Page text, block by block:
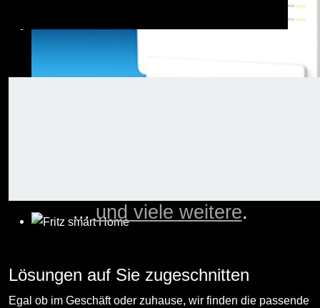
... und viele weitere.
Lösungen auf Sie zugeschnitten
Egal ob im Geschäft oder zuhause, wir finden die passende